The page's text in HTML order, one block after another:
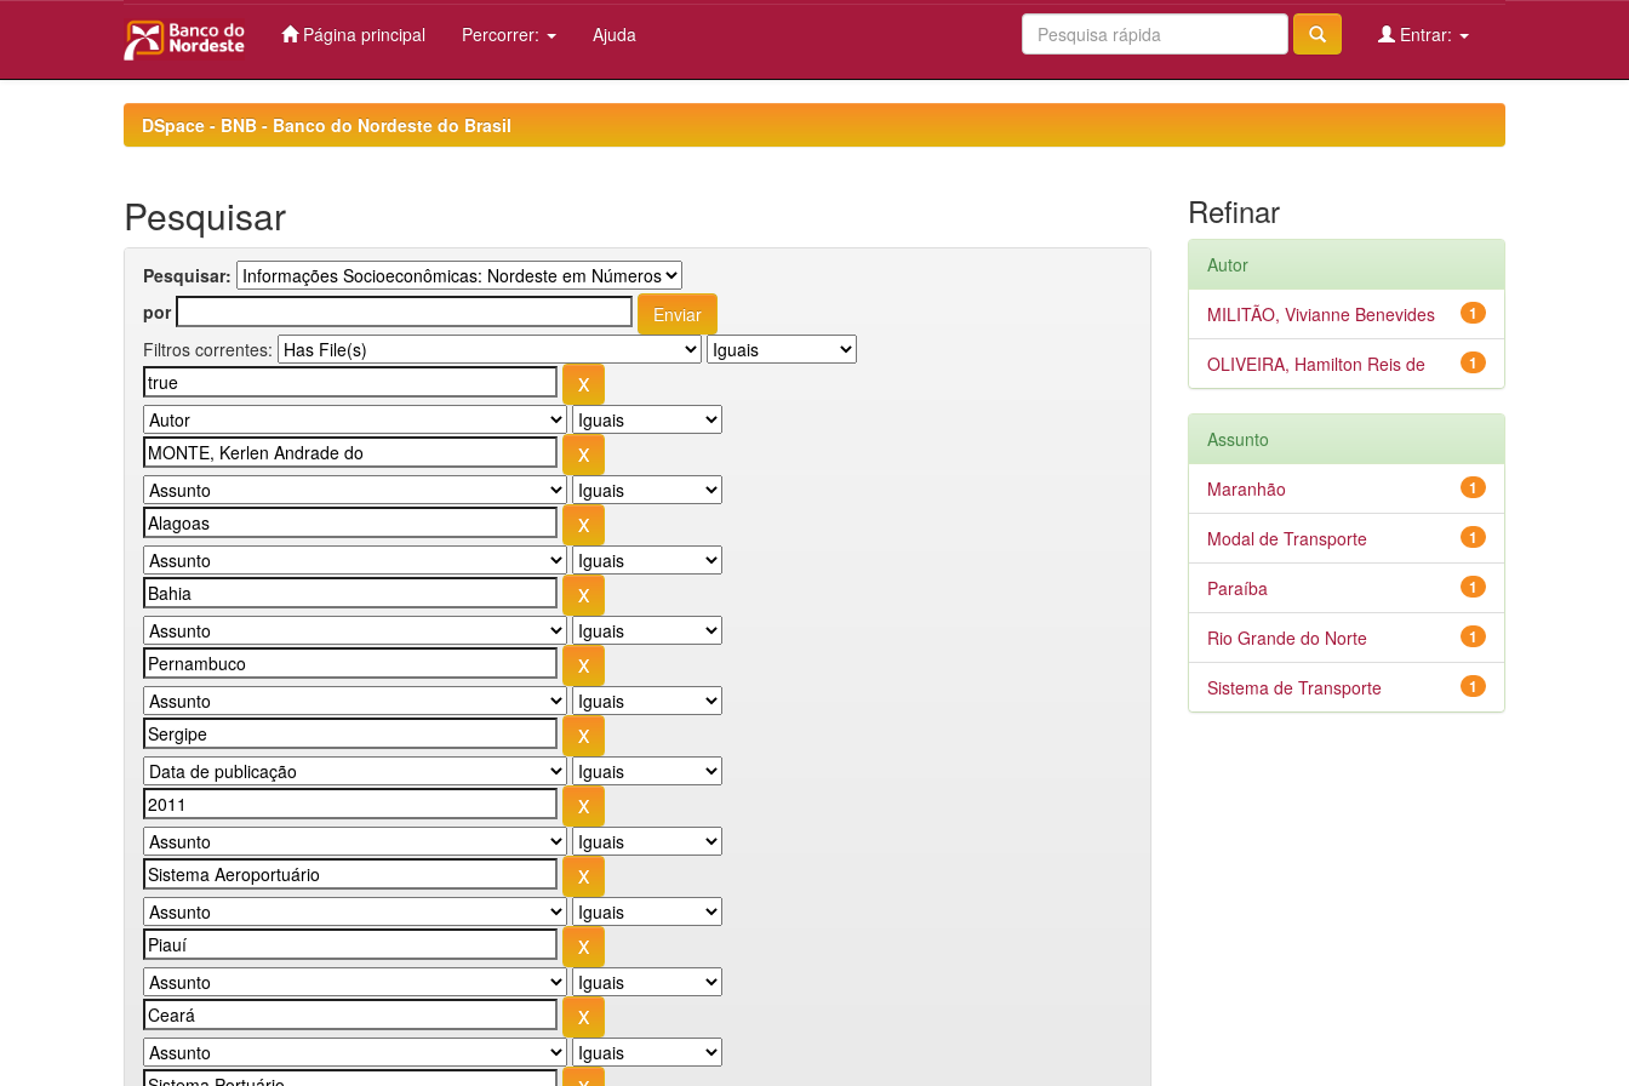
Página principal Percorrer: Ajuda Entrar:
DSpace - BNB - Banco do Nordeste do Brasil
Pesquisar
Pesquisar:
por
Filtros correntes:
Refinar
Autor
1
MILITÃO, Vivianne Benevides
1
OLIVEIRA, Hamilton Reis de
Assunto
1
Maranhão
1
Modal de Transporte
1
Paraíba
1
Rio Grande do Norte
1
Sistema de Transporte